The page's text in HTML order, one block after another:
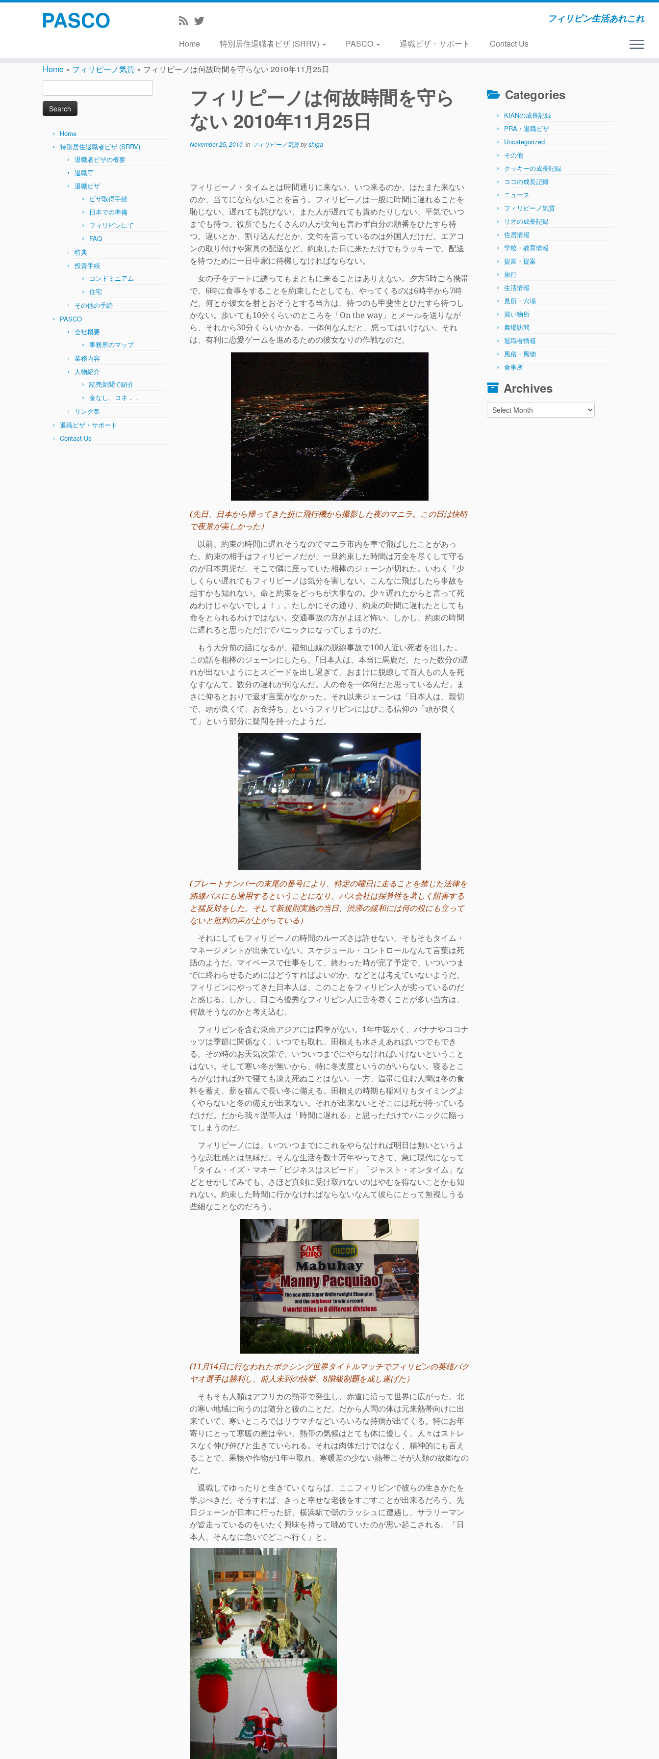
PASCO フィリピン生活あれこれ
Home 特別居住退職者ビザ (SRRV) PASCO 退職ビザ・サポート Contact Us
Home » フィリピーノ気質 » フィリピーノは何故時間を守らない 2010年11月25日
for:
Home
特別居住退職者ビザ (SRRV)
退職者ビザの概要
退職庁
退職ビザ
ビザ取得手続
日本での準備
フィリピンにて
FAQ
特典
投資手続
コンドミニアム
住宅
その他の手続
PASCO
会社概要
事務所のマップ
業務内容
人物紹介
読売新聞で紹介
金なし、コネ．．
リンク集
退職ビザ・サポート
Contact Us
フィリピーノは何故時間を守ら
ない 2010年11月25日
November 25, 2010 in フィリピーノ気質byshiga
フィリピーノ・タイムとは時間通りに来ない、いつ来るのか、はたまた来ない
のか、当てにならないことを言う。フィリピーノは一般に時間に遅れることを
恥じない、遅れても詫びない、また人が遅れても責めたりしない、平気でいつ
までも待つ。役所でもたくさんの人が文句も言わず自分の順番をひたすら待
つ。遅いとか、割り込んだとか、文句を言っているのは外国人だけだ。エアコ
ンの取り付けや家具の配送など、約束した日に来ただけでもラッキーで、配送
を待つために一日中家に待機しなければならない。
女の子をデートに誘ってもまともに来ることはありえない。夕方5時ごろ携帯
で、 6時に食事をすることを約束したとしても、やってくるのは6時半から7時
だ。何とか彼女を射とおそうとする当方は、待つのも甲斐性とひたすら待つし
かない。歩いても10分くらいのところを「On the way 」とメールを送りなが
ら、それから30分くらいかかる。一体何なんだと、怒ってはいけない。それ
は、有利に恋愛ゲームを進めるための彼女なりの作戦なのだ。
(先日、日本から帰ってきた折に飛行機から撮影した夜のマニラ。この日は快晴
で夜景が美しかった）
以前、約束の時間に遅れそうなのでマニラ市内を車で飛ばしたことがあっ
た。約束の相手はフィリピーノだが、一旦約束した時間は万全を尽くして守る
のが日本男児だ。そこで隣に座っていた相棒のジェーンが切れた。いわく「少
しくらい遅れてもフィリピーノは気分を害しない。こんなに飛ばしたら事故を
起すかも知れない。命と約束をどっちが大事なの。少々遅れたからと言って死
ぬわけじゃないでしょ！」。たしかにその通り、約束の時間に遅れたとしても
命をと られるわけではない。交通事故の方がよほど怖い。しかし、約束の時間
に遅れると思っただけでパニックになってしまうのだ。
もう大分前の話になるが、福知山線の脱線事故で100人近い死者を出した。
この話を相棒のジェーンにしたら、｢日本人は、本当に馬鹿だ。たった数分の遅
れが出ないようにとスピードを出し過ぎて、おまけに脱線して百人もの人を死
なすなんて。数分の遅れが何なんだ。人の命を一体何だと思っているんだ」 ま
さに仰るとおりで返す言葉がなかった。それ以来ジェーンは「日本人は、親切
で、頭が良くて、お金持ち」というフィリピンにはびこる信仰の「頭が良く
て」 という部分に疑問を持ったようだ。
(プレートナンバーの末尾の番号により、特定の曜日に走ることを禁じた法律を
路線バスにも適用するということになり、バス会社は採算性を著しく阻害する
と猛反対をした。そして新規則実施の当日、渋滞の緩和には何の役にも立って
ないと批判の声が上がっている）
それにしてもフィリピーノの時間のルーズさは許せない。そもそもタイム・
マネージメントが出来ていない。スケジュール・コントロールなんて言葉は死
語のようだ。マイペースで仕事をして、終わった時が完了予定で、いついつま
でに終わらせるためにはどうすればよいのか、などとは考えていないようだ。
フィリピンにやってきた日本人は、このことをフィリピン人が劣っているのだ
と感じる。しかし、日ごろ優秀なフィリピン人に舌を巻くことが多い当方は、
何故そうなのかと考え込む。
フィリピンを含む東南アジアには四季がない。 1年中暖かく、バナナやココナ
ッツは季節に関係なく、いつでも取れ、田植えも水さえあればいつでもでき
る。その時のお天気次第で、いついつまでにやらなければいけないということ
はない。 そして寒い冬が無いから、特に冬支度というのがいらない。寝るとこ
ろがなければ外で寝ても凍え死ぬことはない。一方、温帯に住む人間は冬の食
料を蓄え、薪を積んで長い冬に備える。田植えの時期も稲刈りもタイミングよ
くやらないと冬の備えが出来ない。それが出来ないとそこには死が待っている
だけだ。だから我々温帯人は「時間に遅れる」と思っただけでパニックに陥っ
てしまうのだ。
フィリピーノには、いついつまでにこれをやらなければ明日は無いというよ
うな悲壮感とは無縁だ。 そんな生活を数十万年やってきて、急に現代になって
「タイム・イズ・マネー「ビジネスはスピード」「ジャスト・オンタイム」な
どとせかしてみても、さほど真剣に受け取れないのはやむを得ないことかも知
れない。約束した時間に行かなければならないなんて彼らにとって無視しうる
些細なことなのだろう。
(11月14日に行なわれたボクシング世界タイトルマッチでフィリピンの英雄パク
ヤオ選手は勝利し、前人未到の快挙、 8階級制覇を成し遂げた）
そもそも人類はアフリカの熱帯で発生し、赤道に沿って世界に広がった。北
の寒い地域に向うのは随分と後のことだ。だから人間の体は元来熱帯向けに出
来ていて、寒いところではリウマチなどいろいろな持病が出てくる。特にお年
寄りにとって寒暖の差は辛い。熱帯の気候はとても体に優し く、人々はストレ
スなく伸び伸びと生きていられる。それは肉体だけではなく、精神的にも言え
ることで、果物や作物が1年中取れ、寒暖差の少ない熱帯こそが人類の故郷なの
だ。
退職してゆったりと生きていくならば、ここフィリピンで彼らの生きかたを
学ぶべきだ。そうすれば、きっと幸せな老後をすごすことが出来るだろ う。先
日ジェーンが日本に行った折、横浜駅で朝のラッシュに遭遇し、サラリーマン
が皆走っているのをいたく興味を持って眺めていたのが思い起こされる。
「日
本人、そんなに急いでどこへ行く」と。
Categories
KIANの成長記録
PRA・退職ビザ
Uncategorized
その他
クッキーの成長記録
ココの成長記録
ニュース
フィリピーノ気質
リオの成長記録
住居情報
学校・教育情報
提言・提案
旅行
生活情報
見所・穴場
買い物所
農場訪問
退職者情報
風俗・風物
食事所
Archives
Archives